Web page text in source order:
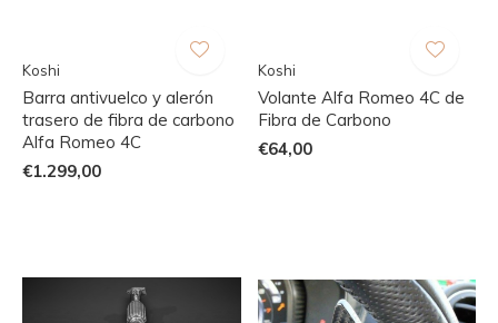
Koshi
Barra antivuelco y alerón
trasero de fibra de carbono
Alfa Romeo 4C
€1.299,00
Koshi
Volante Alfa Romeo 4C de
Fibra de Carbono
€64,00